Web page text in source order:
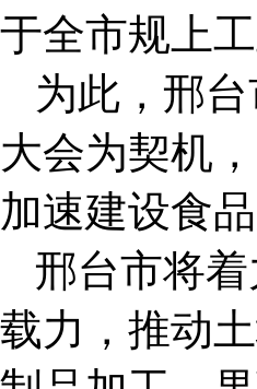
于全市规上
为此，邢
大会为契机
加速建设食
邢台市将
载力，推动